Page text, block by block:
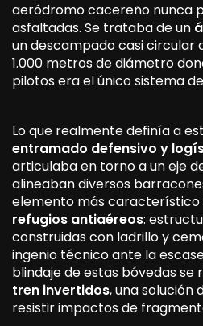
aeródromo cacereño nunca
asfaltadas. Se trataba de un
un descampado casi circular
1.000 metros de diámetro
pilotos era el único sistema
Lo que realmente definía a
entramado defensivo y
articulaba en torno a un eje
alineaban diversos
elemento más característico
refugios antiaéreos:
construidas con ladrillo y
ingenio técnico ante la
blindaje de estas bóvedas se
tren invertidos, una solución
resistir impactos de